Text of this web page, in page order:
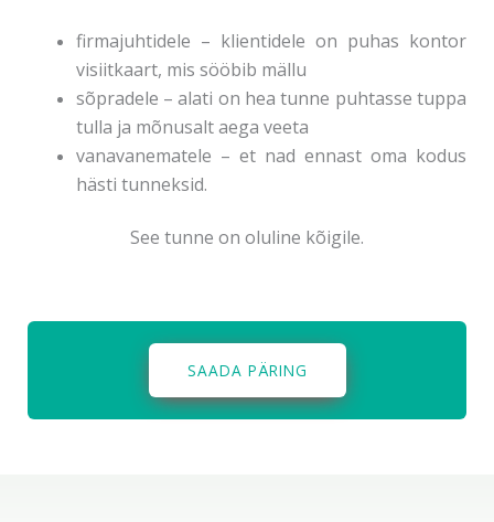
firmajuhtidele – klientidele on puhas kontor
visiitkaart, mis sööbib mällu
sõpradele – alati on hea tunne puhtasse tuppa
tulla ja mõnusalt aega veeta
vanavanematele – et nad ennast oma kodus
hästi tunneksid.
See tunne on oluline kõigile.
SAADA PÄRING